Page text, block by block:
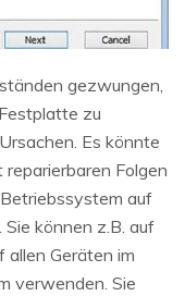
gezwungen,
zu
Es könnte
Folgen
auf
können z.B. auf
allen Geräten im
verwenden. Sie